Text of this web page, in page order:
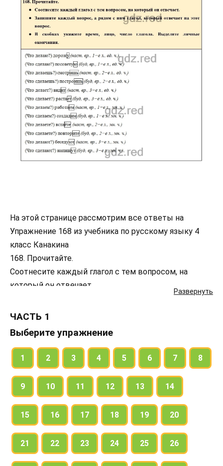
Развернуть
На этой странице рассмотрим все ответы на
Упражнение 168 из учебника по русскому языку 4
класс Канакина
168. Прочитайте.
Соотнесите каждый глагол с тем вопросом, на
который он отвечает.
который отвечает на этот вопрос.
Выделите личные окончания.
ЧАСТЬ 1
Выберите упражнение
1 2 3 4 5 6 7 8
9 10 11 12 13 14
15 16 17 18 19 20
21 22 23 24 25 26